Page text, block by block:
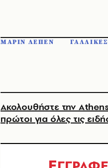
ΜΑΡΙΝ ΛΕΠΕΝ
Ακολουθήστε την
πρώτοι για όλες τις